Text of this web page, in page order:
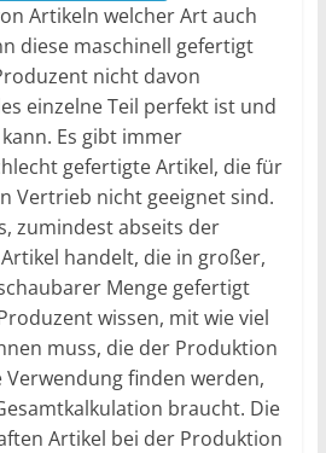
Artikeln welcher Art auch
diese maschinell gefertigt
nicht davon
einzelne Teil perfekt ist und
Es gibt immer
gefertigte Artikel, die für
Vertrieb nicht geeignet sind.
zumindest abseits der
handelt, die in großer,
Menge gefertigt
wissen, mit wie viel
muss, die der Produktion
finden werden,
braucht. Die
Artikel bei der Produktion